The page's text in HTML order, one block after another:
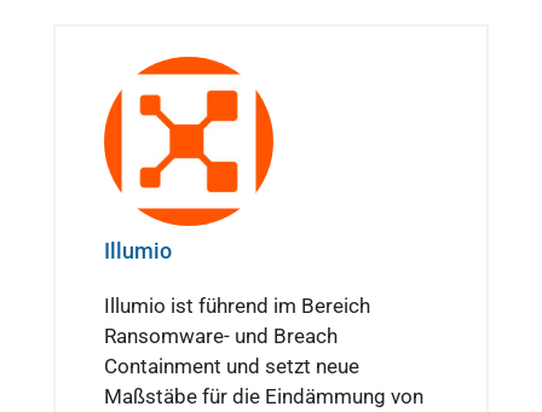
Illumio
Illumio ist führend im Bereich
Ransomware- und Breach
Containment und setzt neue
Maßstäbe für die Eindämmung von